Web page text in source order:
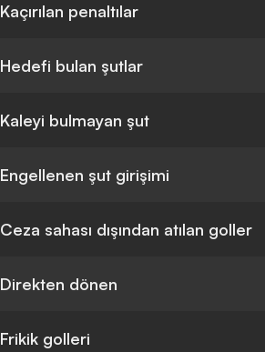
Kaçırılan penaltılar
Hedefi bulan şutlar
Kaleyi bulmayan şut
Engellenen şut girişimi
Ceza sahası dışından atılan goller
Direkten dönen
Frikik golleri